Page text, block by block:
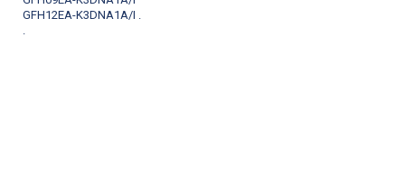
GFH12EA-K3DNA1A/I